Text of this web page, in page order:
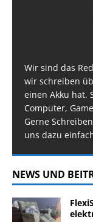
Wir sind das
wir schreiben
einen Akku hat.
Computer,
Gerne
uns dazu
NEWS UND